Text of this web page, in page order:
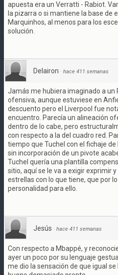
apuesta era un Verratti - Rabiot.
la pizarra o si mantiene la base de
Marquinhos, al menos para los
solución.
Delairon · hace 411 semanas
Jamás me hubiera imaginado a un
ofensiva, aunque estuviese en
descuento pero el Liverpool fue
encuentro. Parecía un alineación
dentro de lo cabe, pero
con respecto a la del cuadro red.
tiempo que Tuchel con el fichaje de
sin incorporación de un pivote
Tuchel quería una plantilla
sitio, aquí se le va a exigir exprimir
estrellas con lo que tiene, que por
personalidad para ello.
Jesús · hace 411 semanas
Con respecto a Mbappé, y
ayer un poco por su lenguaje
me dio la sensación de que igual